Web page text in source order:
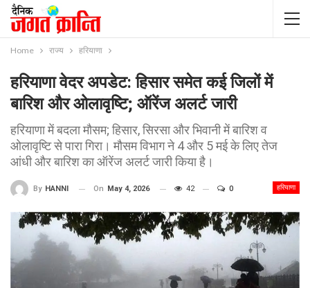
Home राज्य हरियाणा
हरियाणा वेदर अपडेट: हिसार समेत कई जिलों में
बारिश और ओलावृष्टि; ऑरेंज अलर्ट जारी
हरियाणा में बदला मौसम; हिसार, सिरसा और भिवानी में बारिश व
ओलावृष्टि से पारा गिरा। मौसम विभाग ने 4 और 5 मई के लिए तेज
आंधी और बारिश का ऑरेंज अलर्ट जारी किया है।
हरियाणा
By HANNI On May 4, 2026 42 0